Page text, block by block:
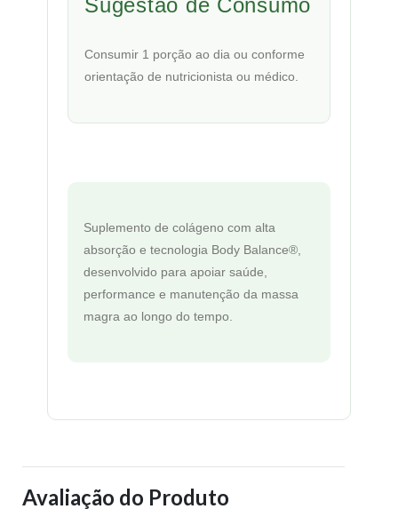
Consumir 1 porção ao dia ou conforme
orientação de nutricionista ou médico.
Suplemento de colágeno com alta
absorção e tecnologia Body Balance®,
desenvolvido para apoiar saúde,
performance e manutenção da massa
magra ao longo do tempo.
Avaliação do Produto